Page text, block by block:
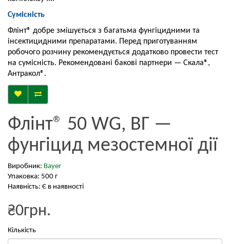
Сумісність
Флінт® добре змішується з багатьма фунгіцидними та
інсектицидними препаратами. Перед приготуванням
робочого розчину рекомендується додатково провести тест
на сумісність. Рекомендовані бакові партнери — Скала®,
Антракол®.
Флінт® 50 WG, ВГ —
фунгіцид мезостемної дії
Виробник: Bayer
Упаковка: 500 г
Наявність: Є в наявності
₴0грн.
Кількість